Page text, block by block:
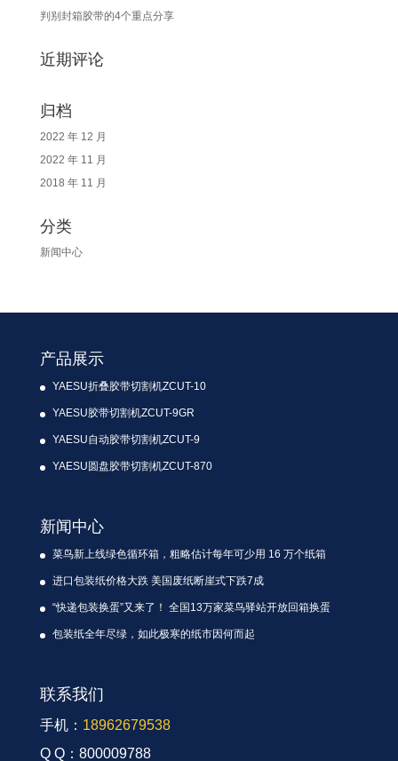
判别封箱胶带的4个重点分享
近期评论
归档
2022 年 12 月
2022 年 11 月
2018 年 11 月
分类
新闻中心
产品展示
YAESU折叠胶带切割机ZCUT-10
YAESU胶带切割机ZCUT-9GR
YAESU自动胶带切割机ZCUT-9
YAESU圆盘胶带切割机ZCUT-870
新闻中心
菜鸟新上线绿色循环箱，粗略估计每年可少用 16 万个纸箱
进口包装纸价格大跌 美国废纸断崖式下跌7成
“快递包装换蛋”又来了！ 全国13万家菜鸟驿站开放回箱换蛋
包装纸全年尽绿，如此极寒的纸市因何而起
联系我们
手机： 18962679538
Q Q：800009788